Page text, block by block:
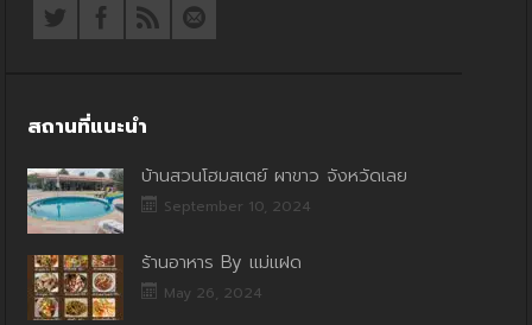
สถานที่แนะนำ
บ้านสวนโฮมสเตย์ ผาขาว จังหวัดเลย
September 10, 2024
ร้านอาหาร By แม่แฝด
May 26, 2024